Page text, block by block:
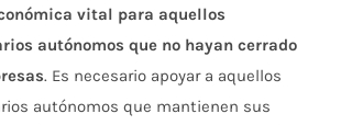
vital para aquellos
autónomos que no hayan cerrado
. Es necesario apoyar a aquellos
autónomos que mantienen sus